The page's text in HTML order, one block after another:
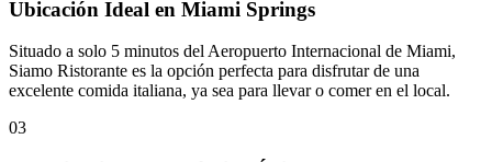
Ubicación Ideal en Miami Springs
Situado a solo 5 minutos del Aeropuerto Internacional de Miami,
Siamo Ristorante es la opción perfecta para disfrutar de una
excelente comida italiana, ya sea para llevar o comer en el local.
03